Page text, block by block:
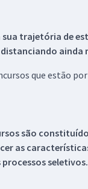
trajetória de
ainda
que estão
são
as
seletivos.